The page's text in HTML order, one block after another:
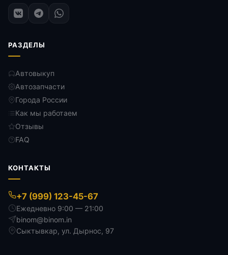
РАЗДЕЛЫ
Автовыкуп
Автозапчасти
Города России
Как мы работаем
Отзывы
FAQ
КОНТАКТЫ
+7 (999) 123-45-67
Ежедневно 9:00 — 21:00
binom@binom.in
Сыктывкар, ул. Дырнос, 97